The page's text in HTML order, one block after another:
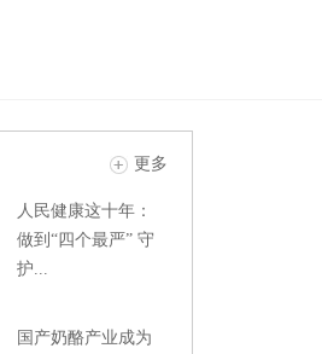
更多
人民健康这十年：
做到“四个最严” 守
护...
国产奶酪产业成为